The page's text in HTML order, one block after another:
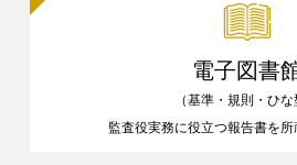
電子図書
（基準・規則・ひな
監査役実務に役立つ報告書を所